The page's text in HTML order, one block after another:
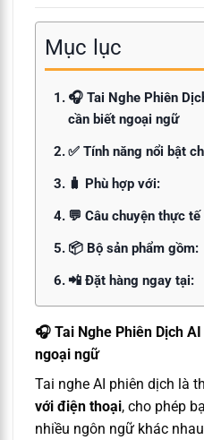
Mục lục
🎧 Tai Nghe Phiên
cần biết ngoại ngữ
✅ Tính năng nổi bật
🧳 Phù hợp với:
💬 Câu chuyện thực tế
📦 Bộ sản phẩm gồm:
📲 Đặt hàng ngay tại:
🎧 Tai Nghe Phiên Dịch
ngoại ngữ
Tai nghe AI phiên dịch là
với điện thoại, cho phép
nhiều ngôn ngữ khác